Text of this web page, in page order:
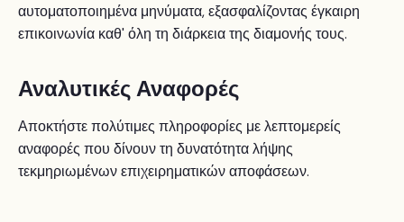
αυτοματοποιημένα μηνύματα, εξασφαλίζοντας έγκαιρη
επικοινωνία καθ' όλη τη διάρκεια της διαμονής τους.
Αναλυτικές Αναφορές
Αποκτήστε πολύτιμες πληροφορίες με λεπτομερείς
αναφορές που δίνουν τη δυνατότητα λήψης
τεκμηριωμένων επιχειρηματικών αποφάσεων.